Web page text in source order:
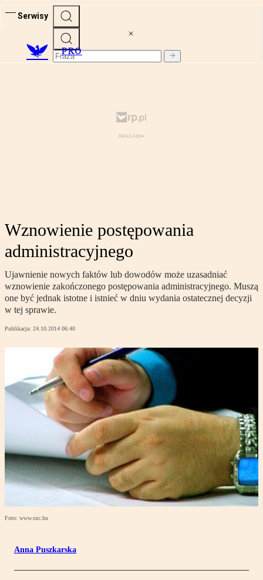
Serwisy
PRO
Wznowienie postępowania
administracyjnego
Ujawnienie nowych faktów lub dowodów może uzasadniać
wznowienie zakończonego postępowania administracyjnego. Muszą
one być jednak istotne i istnieć w dniu wydania ostatecznej decyzji
w tej sprawie.
Publikacja: 24.10.2014 06:40
Foto: www.sxc.hu
Anna Puszkarska